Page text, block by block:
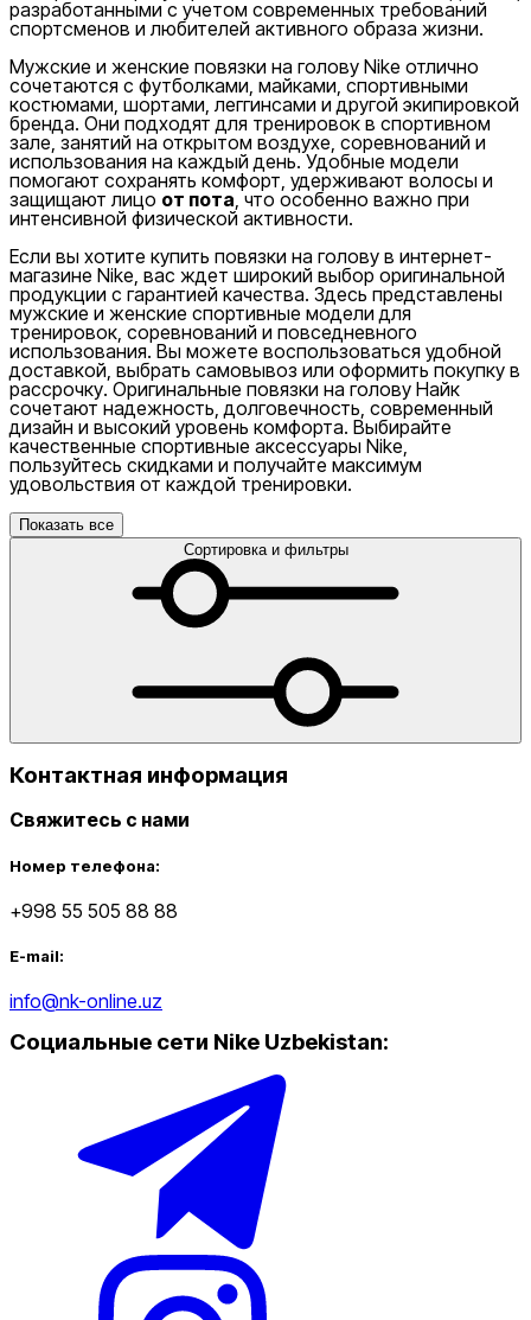
разработанными с учетом современных требований
спортсменов и любителей активного образа жизни.
Мужские и женские повязки на голову Nike отлично
сочетаются с футболками, майками, спортивными
костюмами, шортами, леггинсами и другой экипировкой
бренда. Они подходят для тренировок в спортивном
зале, занятий на открытом воздухе, соревнований и
использования на каждый день. Удобные модели
помогают сохранять комфорт, удерживают волосы и
защищают лицо от пота, что особенно важно при
интенсивной физической активности.
Если вы хотите купить повязки на голову в интернет-
магазине Nike, вас ждет широкий выбор оригинальной
продукции с гарантией качества. Здесь представлены
мужские и женские спортивные модели для
тренировок, соревнований и повседневного
использования. Вы можете воспользоваться удобной
доставкой, выбрать самовывоз или оформить покупку в
рассрочку. Оригинальные повязки на голову Найк
сочетают надежность, долговечность, современный
дизайн и высокий уровень комфорта. Выбирайте
качественные спортивные аксессуары Nike,
пользуйтесь скидками и получайте максимум
удовольствия от каждой тренировки.
Показать все
Сортировка и фильтры
Контактная информация
Свяжитесь с нами
Номер телефона:
+998 55 505 88 88
E-mail:
info@nk-online.uz
Социальные сети Nike Uzbekistan: